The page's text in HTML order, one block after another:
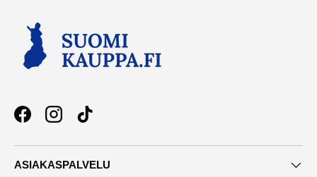
FacebookInstagramTikTok
ASIAKASPALVELU